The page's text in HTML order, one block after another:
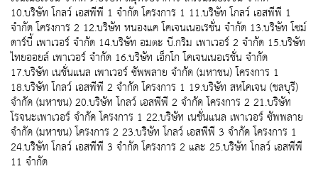
10.บริษัท โกลว์ เอสพีพี 1 จำกัด โครงการ 1 11.บริษัท โกลว์ เอสพีพี 1
จำกัด โครงการ 2 12.บริษัท หนองแค โคเจนเนอเรชั่น จำกัด 13.บริษัท โซม์
ดาร์บี้ เพาเวอร์ จำกัด 14.บริษัท อมตะ บี.กริม เพาเวอร์ 2 จำกัด 15.บริษัท
ไทยออยล์ เพาเวอร์ จำกัด 16.บริษัท เอ็กโก โคเจนเนอเรชั่น จำกัด
17.บริษัท เนชั่นแนล เพาเวอร์ ซัพพลาย จำกัด (มหาชน) โครงการ 1
18.บริษัท โกลว์ เอสพีพี 2 จำกัด โครงการ 1 19.บริษัท สหโคเจน (ชลบุรี)
จำกัด (มหาชน) 20.บริษัท โกลว์ เอสพีพี 2 จำกัด โครงการ 2 21.บริษัท
โรจนะเพาเวอร์ จำกัด โครงการ 1 22.บริษัท เนชั่นแนล เพาเวอร์ ซัพพลาย
จำกัด (มหาชน) โครงการ 2 23.บริษัท โกลว์ เอสพีพี 3 จำกัด โครงการ 1
24.บริษัท โกลว์ เอสพีพี 3 จำกัด โครงการ 2 และ 25.บริษัท โกลว์ เอสพีพี
11 จำกัด